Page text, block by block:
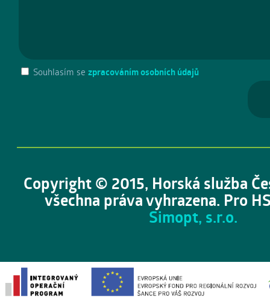
Souhlasím se zpracováním osobních údajů
Copyright © 2015, Horská služba
všechna práva vyhrazena. Pro
Simopt, s.r.o.